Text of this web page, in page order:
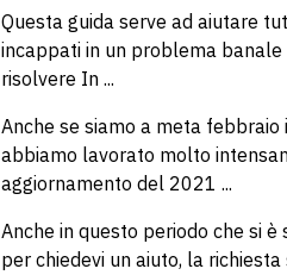
Questa guida serve ad aiutare
incappati in un problema
risolvere In ...
Anche se siamo a meta febbraio
abbiamo lavorato molto
aggiornamento del 2021 ...
Anche in questo periodo che si
per chiedevi un aiuto, la